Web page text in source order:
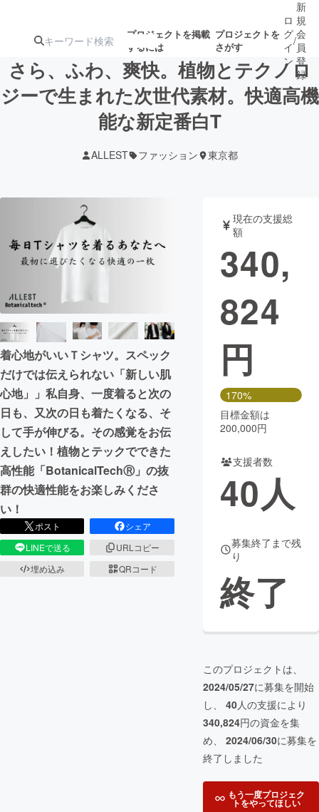
プロジェクトを掲載
するには
プロジェクトを
さがす
注目の新着プロ
ジェクト
募集終了が近いプ
テクノロジー・ガジェット
映像・映画 書籍・雑誌
チャレンジ
まちづくり・地域活性化
CAMPFIRE for Social Good
CAMPFIRE Creation
CAMPFIREふるさと納税machi-ya コミュニティ
ロ
グ
イ
ン
/
新
規
会
員
登
録
さら、ふわ、爽快。植物とテクノロ
ジーで生まれた次世代素材。快適高機
能な新定番白T
ALLEST ファッション 東京都
着心地がいいＴシャツ。スペック
だけでは伝えられない「新しい肌
心地」」私自身、一度着ると次の
日も、又次の日も着たくなる、そ
して手が伸びる。その感覚をお伝
えしたい！植物とテックでできた
高性能「BotanicalTechⓇ」の抜
群の快適性能をお楽しみくださ
い！
ポスト
シェア
LINEで送る
URLコピー
埋め込み
QRコード
現在の支援総
額
340,
824
円
170%
目標金額は
200,000円
支援者数
40人
募集終了まで残
り
終了
このプロジェクトは、
2024/05/27に募集を開始
し、 40人の支援により
340,824円の資金を集
め、 2024/06/30に募集を
終了しました
もう一度プロジェク
トをやってほしい